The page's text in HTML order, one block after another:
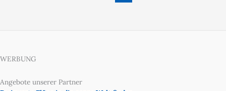
WERBUNG
Angebote unserer Partner